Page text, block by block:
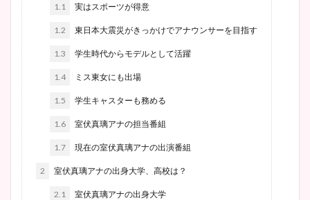
1.1 実はスポーツが得意
1.2 東日本大震災がきっかけでアナウンサーを目指す
1.3 学生時代からモデルとして活躍
1.4 ミス東女にも出場
1.5 学生キャスターも務める
1.6 室伏真璃アナの担当番組
1.7 現在の室伏真璃アナの出演番組
2 室伏真璃アナの出身大学、高校は？
2.1 室伏真璃アナの出身大学